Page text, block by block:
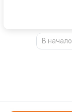
В начало